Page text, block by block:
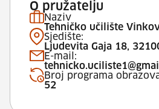
O pružatelju
Naziv
Tehničko učilište
Sjedište:
Ljudevita Gaja 18,
E-mail:
Broj programa
52